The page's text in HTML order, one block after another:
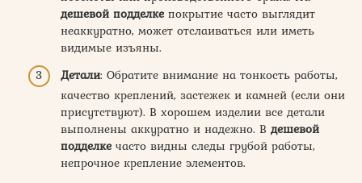
дешевой подделке покрытие часто выглядит
неаккуратно, может отслаиваться или иметь
видимые изъяны.
Детали: Обратите внимание на тонкость работы,
качество креплений, застежек и камней (если они
присутствуют). В хорошем изделии все детали
выполнены аккуратно и надежно. В дешевой
подделке часто видны следы грубой работы,
непрочное крепление элементов.